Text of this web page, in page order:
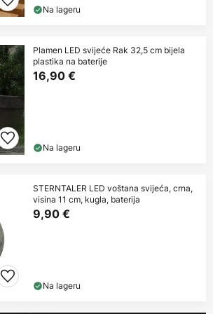
Na lageru
Plamen LED svijeće Rak 32,5 cm bijela
plastika na baterije
16,90 €
Na lageru
STERNTALER LED voštana svijeća, crna,
visina 11 cm, kugla, baterija
9,90 €
Na lageru